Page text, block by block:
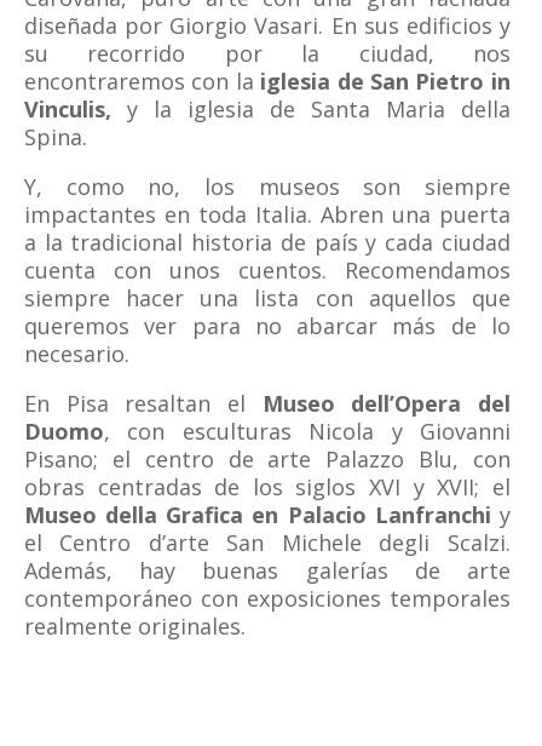
diseñada por Giorgio Vasari. En sus edificios y
su recorrido por la ciudad, nos
encontraremos con la iglesia de San Pietro in
Vinculis, y la iglesia de Santa Maria della
Spina.
Y, como no, los museos son siempre
impactantes en toda Italia. Abren una puerta
a la tradicional historia de país y cada ciudad
cuenta con unos cuentos. Recomendamos
siempre hacer una lista con aquellos que
queremos ver para no abarcar más de lo
necesario.
En Pisa resaltan el
Museo dell’Opera del
Duomo, con esculturas Nicola y Giovanni
Pisano; el centro de arte Palazzo Blu, con
obras centradas de los siglos XVI y XVII; el
Museo della Grafica en Palacio Lanfranchi y
el Centro d’arte San Michele degli Scalzi.
Además, hay buenas galerías de arte
contemporáneo con exposiciones temporales
realmente originales.